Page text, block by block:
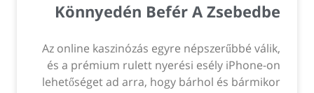
Könnyedén Befér A Zsebedbe
Az online kaszinózás egyre népszerűbbé válik,
és a prémium rulett nyerési esély iPhone-on
lehetőséget ad arra, hogy bárhol és bármikor